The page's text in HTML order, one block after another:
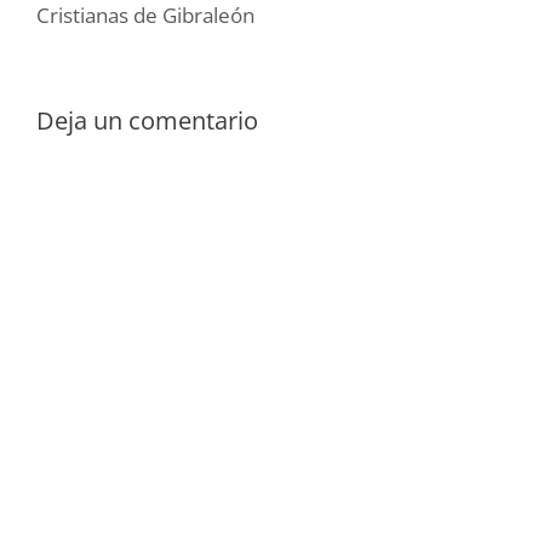
Cristianas de Gibraleón
Deja un comentario